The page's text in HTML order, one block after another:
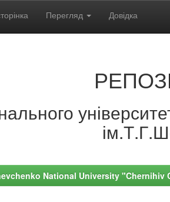
Перегляд Довідка
National University "Chernihiv